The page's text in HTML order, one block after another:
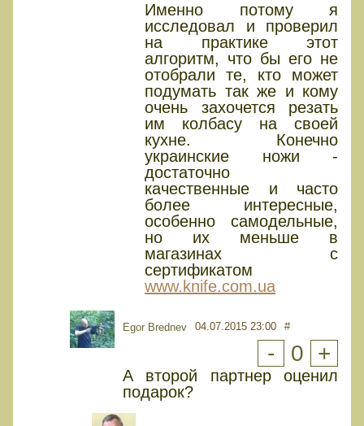
Именно потому я
исследовал и проверил
на практике этот
алгоритм, что бы его не
отобрали те, кто может
подумать так же и кому
очень захочется резать
им колбасу на своей
кухне. Конечно
украинские ножи -
достаточно
качественные и часто
более интересные,
особенно самодельные,
но их меньше в
магазинах с
сертификатом
www.knife.com.ua
Egor Brednev 04.07.2015 23:00 #
- 0 +
А второй партнер оценил
подарок?